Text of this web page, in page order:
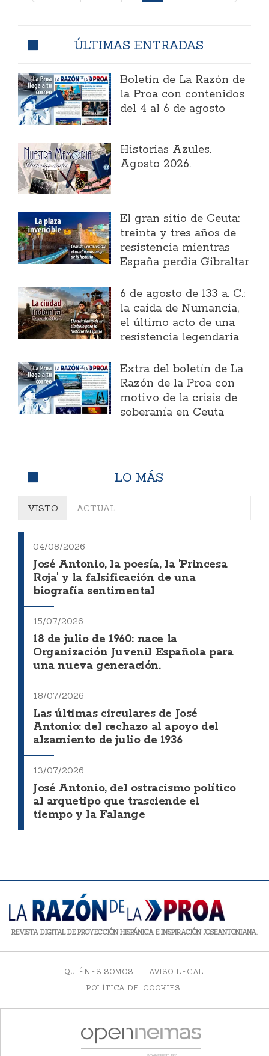
ÚLTIMAS ENTRADAS
Boletín de La Razón de
la Proa con contenidos
del 4 al 6 de agosto
Historias Azules.
Agosto 2026.
El gran sitio de Ceuta:
treinta y tres años de
resistencia mientras
España perdía Gibraltar
6 de agosto de 133 a. C.:
la caída de Numancia,
el último acto de una
resistencia legendaria
Extra del boletín de La
Razón de la Proa con
motivo de la crisis de
soberanía en Ceuta
LO MÁS
VISTO ACTUAL
04/08/2026
José Antonio, la poesía, la 'Princesa
Roja' y la falsificación de una
biografía sentimental
15/07/2026
18 de julio de 1960: nace la
Organización Juvenil Española para
una nueva generación.
18/07/2026
Las últimas circulares de José
Antonio: del rechazo al apoyo del
alzamiento de julio de 1936
13/07/2026
José Antonio, del ostracismo político
al arquetipo que trasciende el
tiempo y la Falange
REVISTA DIGITAL DE PROYECCIÓN HISPÁNICA E INSPIRACIÓN JOSEANTONIANA.
QUIÉNES SOMOS
AVISO LEGAL
POLÍTICA DE 'COOKIES'